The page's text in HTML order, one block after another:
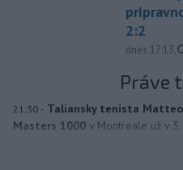
2:2
dnes 17:13,
Práve
21:30 - Taliansky tenista
Masters 1000 v Montreale už v